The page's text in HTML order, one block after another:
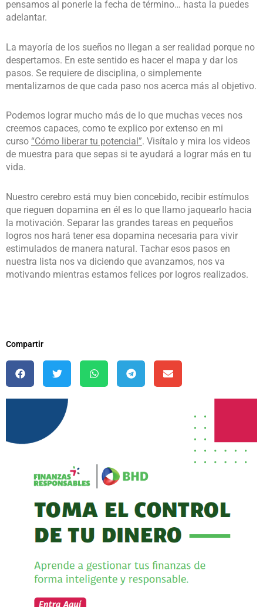
pensamos al ponerle la fecha de término… hasta la puedes
adelantar.
La mayoría de los sueños no llegan a ser realidad porque no
despertamos. En este sentido es hacer el mapa y dar los
pasos. Se requiere de disciplina, o simplemente
mentalizarnos de que cada paso nos acerca más al objetivo.
Podemos lograr mucho más de lo que muchas veces nos
creemos capaces, como te explico por extenso en mi
curso “Cómo liberar tu potencial”. Visítalo y mira los videos
de muestra para que sepas si te ayudará a lograr más en tu
vida.
Nuestro cerebro está muy bien concebido, recibir estímulos
que rieguen dopamina en él es lo que llamo jaquearlo hacia
la motivación. Separar las grandes tareas en pequeños
logros nos hará tener esa dopamina necesaria para vivir
estimulados de manera natural. Tachar esos pasos en
nuestra lista nos va diciendo que avanzamos, nos va
motivando mientras estamos felices por logros realizados.
Compartir